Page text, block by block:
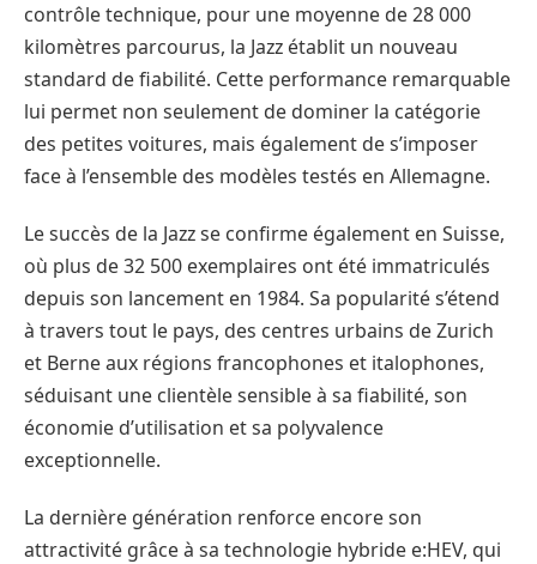
contrôle technique, pour une moyenne de 28 000
kilomètres parcourus, la Jazz établit un nouveau
standard de fiabilité. Cette performance remarquable
lui permet non seulement de dominer la catégorie
des petites voitures, mais également de s’imposer
face à l’ensemble des modèles testés en Allemagne.
Le succès de la Jazz se confirme également en Suisse,
où plus de 32 500 exemplaires ont été immatriculés
depuis son lancement en 1984. Sa popularité s’étend
à travers tout le pays, des centres urbains de Zurich
et Berne aux régions francophones et italophones,
séduisant une clientèle sensible à sa fiabilité, son
économie d’utilisation et sa polyvalence
exceptionnelle.
La dernière génération renforce encore son
attractivité grâce à sa technologie hybride e:HEV, qui